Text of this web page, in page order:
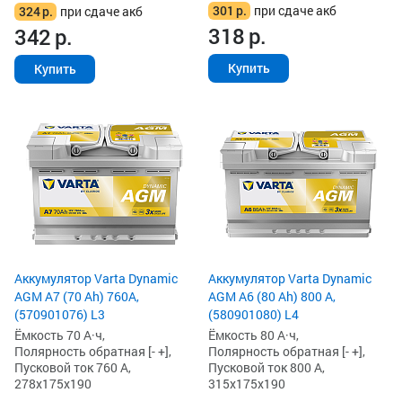
324р. при сдаче акб
342р.
Купить
301 р. при сдаче акб
318р.
Купить
Аккумулятор Varta Dynamic
AGM A7 (70 Ah) 760A,
(570901076) L3
Ёмкость 70 А·ч,
Полярность обратная [- +],
Пусковой ток 760 А,
278x175x190
Аккумулятор Varta Dynamic
AGM A6 (80 Ah) 800 А,
(580901080) L4
Ёмкость 80 А·ч,
Полярность обратная [- +],
Пусковой ток 800 А,
315x175x190